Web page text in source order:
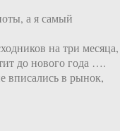
а я самый
на три месяца,
до нового года ….
вписались в рынок,